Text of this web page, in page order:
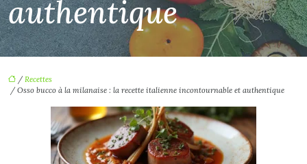
authentique
/ Recettes
/ Osso bucco à la milanaise : la recette italienne incontournable et authentique